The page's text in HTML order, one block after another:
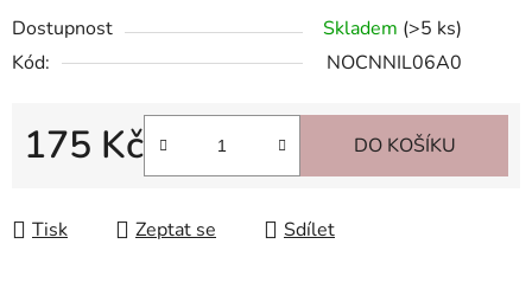
Dostupnost Skladem (>5 ks)
Kód:
NOCNNIL06A0
175 Kč DO KOŠÍKU
Tisk Zeptat se Sdílet